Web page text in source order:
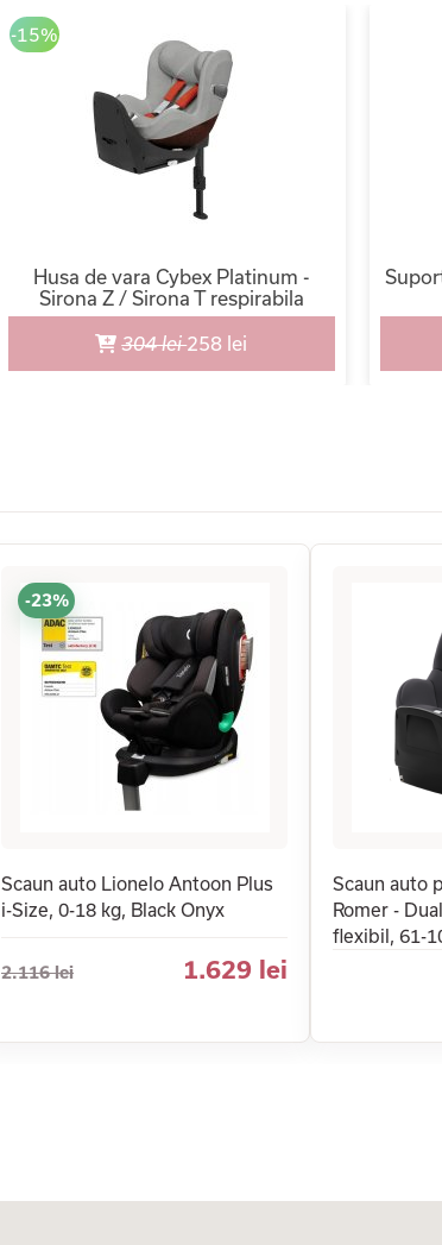
Husa de vara Cybex Platinum -
Sirona Z / Sirona T respirabila
-15%
304 lei258 lei
-23%
Scaun auto Lionelo Antoon Plus
i-Size, 0-18 kg, Black Onyx
2.116 lei 1.629 lei
Scaun auto
Romer -
flexibil, 61-